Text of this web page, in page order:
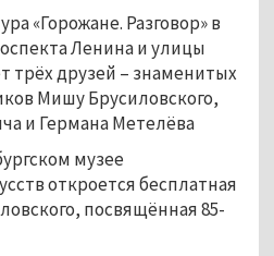
«Горожане. Разговор» в
Ленина и улицы
трёх друзей – знаменитых
Мишу Брусиловского,
и Германа Метелёва
музее
откроется бесплатная
посвящённая 85-